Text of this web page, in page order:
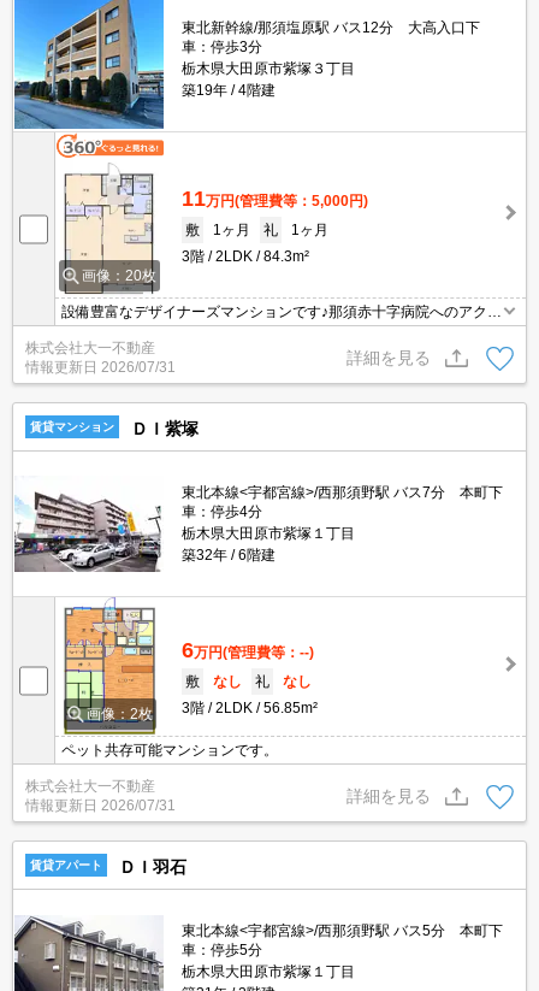
東北新幹線/那須塩原駅 バス12分 大高入口下
車：停歩3分
栃木県大田原市紫塚３丁目
築19年
4階建
画像：20枚
11万円(管理費等：5,000円)
敷
1ヶ月 礼
1ヶ月
3階
2LDK 84.3m²
設備豊富なデザイナーズマンションです♪那須赤十字病院へのアクセ
株式会社大一不動産
情報更新日 2026/07/31
詳細を見る
賃貸マンション ＤＩ紫塚
東北本線<宇都宮線>/西那須野駅 バス7分 本町下
車：停歩4分
栃木県大田原市紫塚１丁目
築32年
6階建
画像：2枚
6万円(管理費等：--)
敷
なし 礼
なし
3階
2LDK 56.85m²
ペット共存可能マンションです。
株式会社大一不動産
情報更新日 2026/07/31
詳細を見る
賃貸アパート ＤＩ羽石
東北本線<宇都宮線>/西那須野駅 バス5分 本町下
車：停歩5分
栃木県大田原市紫塚１丁目